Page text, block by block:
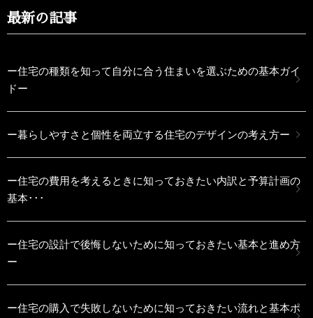
最新の記事
ー住宅の種類を知って自分に合う住まいを選ぶための基本ガイ
ドー
ー暮らしやすさと個性を両立する住宅のデザインの考え方ー
ー住宅の費用を考えるときに知っておきたい内訳と予算計画の
基本･･･
ー住宅の設計で後悔しないために知っておきたい基本と進め方
ー
ー住宅の購入で失敗しないために知っておきたい流れと基本ポ